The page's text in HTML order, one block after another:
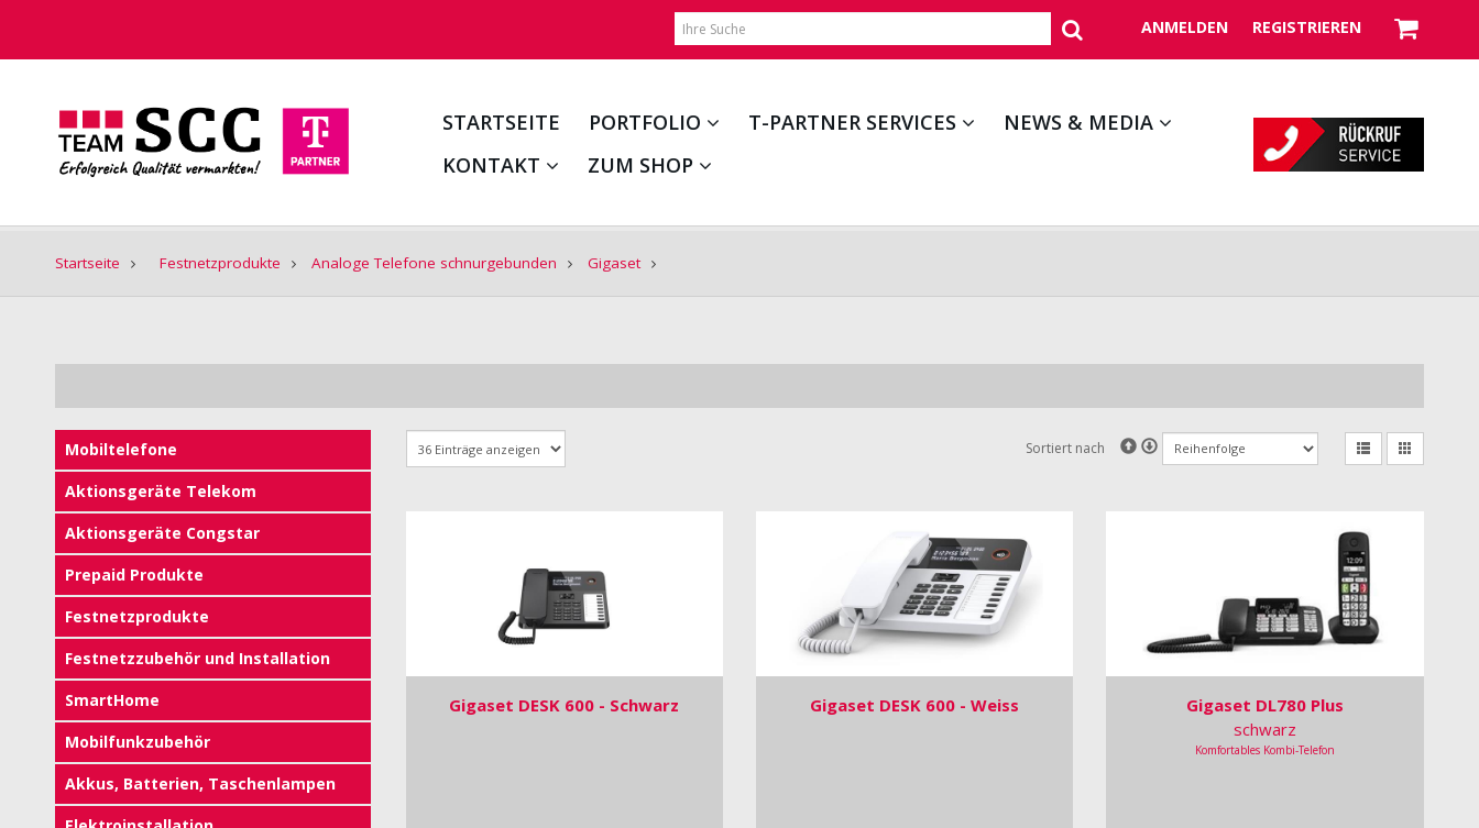
ANMELDEN REGISTRIEREN
STARTSEITE PORTFOLIO T-PARTNER SERVICES
NEWS & MEDIA
KONTAKT
ZUM SHOP
Startseite Festnetzprodukte Analoge Telefone schnurgebunden Gigaset
Mobiltelefone
Aktionsgeräte Telekom
Aktionsgeräte Congstar
Prepaid Produkte
Festnetzprodukte
Festnetzzubehör und Installation
SmartHome
Mobilfunkzubehör
Akkus, Batterien, Taschenlampen
Sortiert nach
Gigaset DESK 600 - Schwarz Gigaset DESK 600 - Weiss
Gigaset DL780 Plus
schwarz
Komfortables Kombi-Telefon